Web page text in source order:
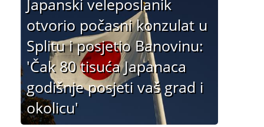
otvorio počasni konzulat u
Splitu i posjetio Banovinu:
'Čak 80 tisuća Japanaca
godišnje posjeti vaš grad i
okolicu'